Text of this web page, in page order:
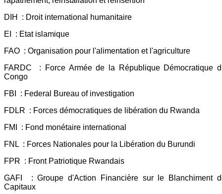
DIH : Droit international humanitaire
EI : Etat islamique
FAO : Organisation pour l'alimentation et l'agriculture
FARDC : Force Armée de la République Démocratique
Congo
FBI : Federal Bureau of investigation
FDLR : Forces démocratiques de libération du Rwanda
FMI : Fond monétaire international
FNL : Forces Nationales pour la Libération du Burundi
FPR : Front Patriotique Rwandais
GAFI : Groupe d'Action Financière sur le Blanchiment
Capitaux